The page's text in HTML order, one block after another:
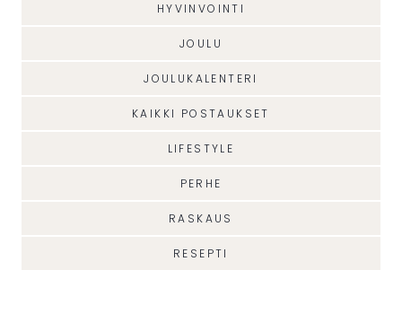
HYVINVOINTI
JOULU
JOULUKALENTERI
KAIKKI POSTAUKSET
LIFESTYLE
PERHE
RASKAUS
RESEPTI